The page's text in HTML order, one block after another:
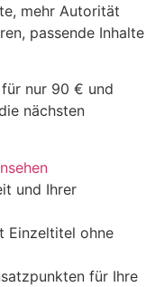
mehr Autorität
passende Inhalte
nur 90 € und
nächsten
und Ihrer
Einzeltitel ohne
für Ihre